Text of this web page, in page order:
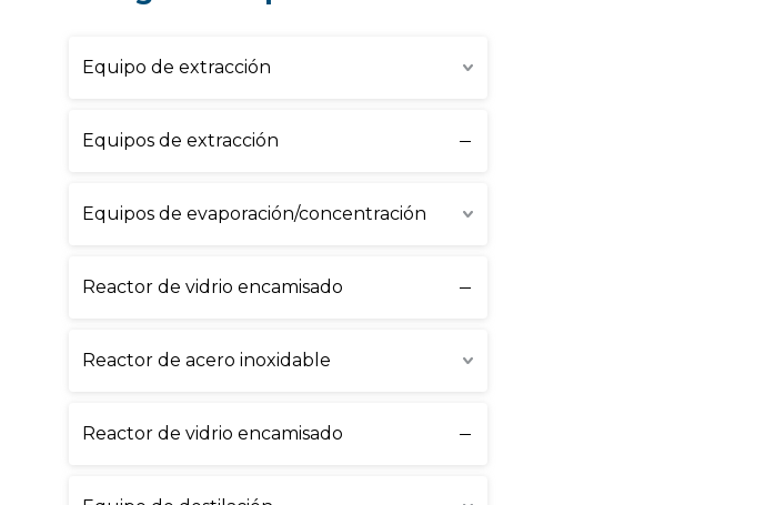
Equipo de extracción
Equipos de extracción
Equipos de evaporación/concentración
Reactor de vidrio encamisado
Reactor de acero inoxidable
Reactor de vidrio encamisado